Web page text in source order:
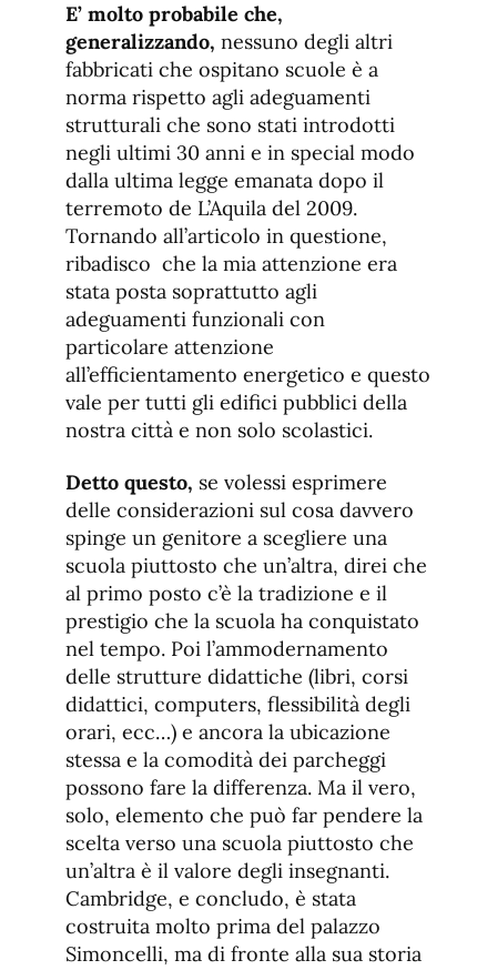
E’ molto probabile che,
generalizzando, nessuno degli altri
fabbricati che ospitano scuole è a
norma rispetto agli adeguamenti
strutturali che sono stati introdotti
negli ultimi 30 anni e in special modo
dalla ultima legge emanata dopo il
terremoto de L’Aquila del 2009.
Tornando all’articolo in questione,
ribadisco che la mia attenzione era
stata posta soprattutto agli
adeguamenti funzionali con
particolare attenzione
all’efficientamento energetico e questo
vale per tutti gli edifici pubblici della
nostra città e non solo scolastici.
Detto questo, se volessi esprimere
delle considerazioni sul cosa davvero
spinge un genitore a scegliere una
scuola piuttosto che un’altra, direi che
al primo posto c’è la tradizione e il
prestigio che la scuola ha conquistato
nel tempo. Poi l’ammodernamento
delle strutture didattiche (libri, corsi
didattici, computers, flessibilità degli
orari, ecc…) e ancora la ubicazione
stessa e la comodità dei parcheggi
possono fare la differenza. Ma il vero,
solo, elemento che può far pendere la
scelta verso una scuola piuttosto che
un’altra è il valore degli insegnanti.
Cambridge, e concludo, è stata
costruita molto prima del palazzo
Simoncelli, ma di fronte alla sua storia